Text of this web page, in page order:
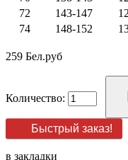
72
143-147
74
148-152
259 Бел.руб
Количество:
Быстрый заказ!
в закладки